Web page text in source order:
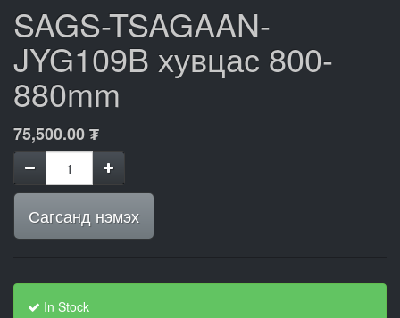
SAGS-TSAGAAN-
JYG109B хувцас 800-
880mm
75,500.00₮
Сагсанд нэмэх
In Stock